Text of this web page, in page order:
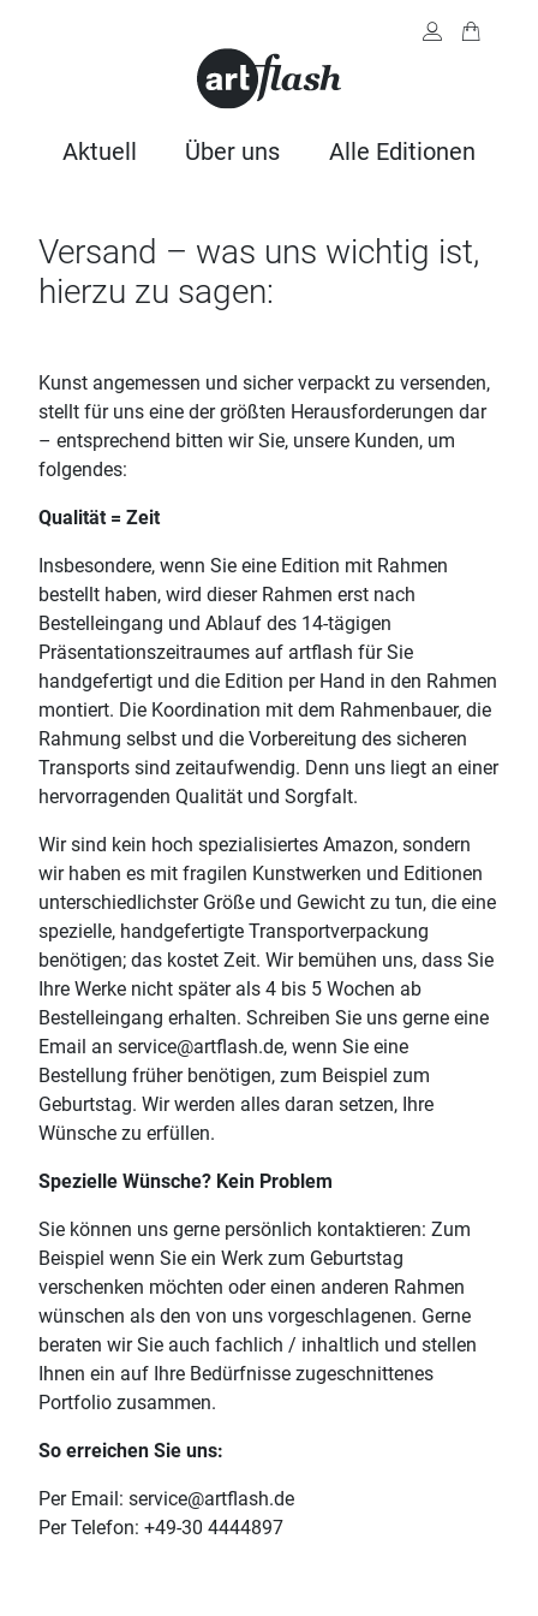
Aktuell Über uns Alle Editionen
Versand – was uns wichtig ist,
hierzu zu sagen:
Kunst angemessen und sicher verpackt zu versenden,
stellt für uns eine der größten Herausforderungen dar
– entsprechend bitten wir Sie, unsere Kunden, um
folgendes:
Qualität = Zeit
Insbesondere, wenn Sie eine Edition mit Rahmen
bestellt haben, wird dieser Rahmen erst nach
Bestelleingang und Ablauf des 14-tägigen
Präsentationszeitraumes auf artflash für Sie
handgefertigt und die Edition per Hand in den Rahmen
montiert. Die Koordination mit dem Rahmenbauer, die
Rahmung selbst und die Vorbereitung des sicheren
Transports sind zeitaufwendig. Denn uns liegt an einer
hervorragenden Qualität und Sorgfalt.
Wir sind kein hoch spezialisiertes Amazon, sondern
wir haben es mit fragilen Kunstwerken und Editionen
unterschiedlichster Größe und Gewicht zu tun, die eine
spezielle, handgefertigte Transportverpackung
benötigen; das kostet Zeit. Wir bemühen uns, dass Sie
Ihre Werke nicht später als 4 bis 5 Wochen ab
Bestelleingang erhalten. Schreiben Sie uns gerne eine
Email an service@artflash.de, wenn Sie eine
Bestellung früher benötigen, zum Beispiel zum
Geburtstag. Wir werden alles daran setzen, Ihre
Wünsche zu erfüllen.
Spezielle Wünsche? Kein Problem
Sie können uns gerne persönlich kontaktieren: Zum
Beispiel wenn Sie ein Werk zum Geburtstag
verschenken möchten oder einen anderen Rahmen
wünschen als den von uns vorgeschlagenen. Gerne
beraten wir Sie auch fachlich / inhaltlich und stellen
Ihnen ein auf Ihre Bedürfnisse zugeschnittenes
Portfolio zusammen.
So erreichen Sie uns:
Per Email: service@artflash.de
Per Telefon: +49-30 4444897